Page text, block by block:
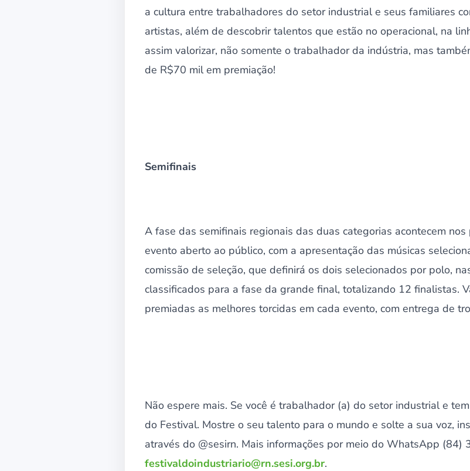
a cultura entre trabalhadores do setor industrial e seus familiares
artistas, além de descobrir talentos que estão no operacional, na
assim valorizar, não somente o trabalhador da indústria, mas
de R$70 mil em premiação!
Semifinais
A fase das semifinais regionais das duas categorias acontecem
evento aberto ao público, com a apresentação das músicas
comissão de seleção, que definirá os dois selecionados por polo,
classificados para a fase da grande final, totalizando 12 finalistas.
premiadas as melhores torcidas em cada evento, com entrega de
Não espere mais. Se você é trabalhador (a) do setor industrial e
do Festival. Mostre o seu talento para o mundo e solte a sua voz,
através do @sesirn. Mais informações por meio do WhatsApp
festivaldoindustriario@rn.sesi.org.br.